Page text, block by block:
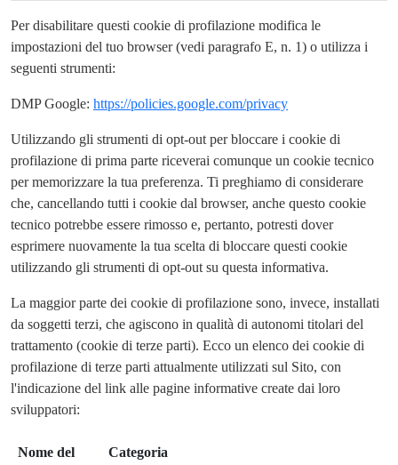
Per disabilitare questi cookie di profilazione modifica le
impostazioni del tuo browser (vedi paragrafo E, n. 1) o utilizza i
seguenti strumenti:
DMP Google: https://policies.google.com/privacy
Utilizzando gli strumenti di opt-out per bloccare i cookie di
profilazione di prima parte riceverai comunque un cookie tecnico
per memorizzare la tua preferenza. Ti preghiamo di considerare
che, cancellando tutti i cookie dal browser, anche questo cookie
tecnico potrebbe essere rimosso e, pertanto, potresti dover
esprimere nuovamente la tua scelta di bloccare questi cookie
utilizzando gli strumenti di opt-out su questa informativa.
La maggior parte dei cookie di profilazione sono, invece, installati
da soggetti terzi, che agiscono in qualità di autonomi titolari del
trattamento (cookie di terze parti). Ecco un elenco dei cookie di
profilazione di terze parti attualmente utilizzati sul Sito, con
l'indicazione del link alle pagine informative create dai loro
sviluppatori:
Nome del
Categoria